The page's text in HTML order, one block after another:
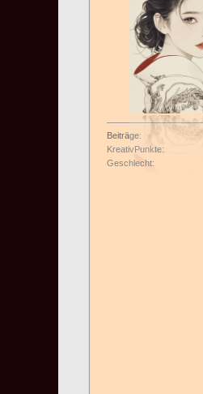
Beiträge
KreativPunkte
Geschlecht